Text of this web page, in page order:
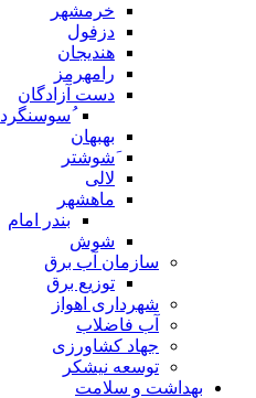
خرمشهر
دزفول
هندیجان
رامهرمز
دست آزادگان
ُسوسنگرد
بهبهان
َشوشتر
لالی
ماهشهر
بندر امام
شوش
سازمان آب برق
توزیع برق
شهرداری اهواز
آب فاضلاب
جهاد کشاورزی
توسعه نیشکر
بهداشت و سلامت